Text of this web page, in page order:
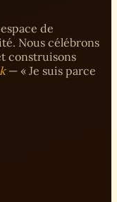
de
Nous célébrons
construisons
— « Je suis parce